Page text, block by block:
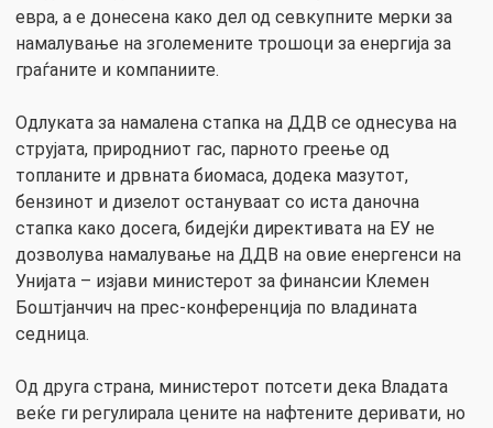
евра, а е донесена како дел од севкупните мерки за
намалување на зголемените трошоци за енергија за
граѓаните и компаниите.
Одлуката за намалена стапка на ДДВ се однесува на
струјата, природниот гас, парното греење од
топланите и дрвната биомаса, додека мазутот,
бензинот и дизелот остануваат со иста даночна
стапка како досега, бидејќи директивата на ЕУ не
дозволува намалување на ДДВ на овие енергенси на
Унијата – изјави министерот за финансии Клемен
Боштјанчич на прес-конференција по владината
седница.
Од друга страна, министерот потсети дека Владата
веќе ги регулирала цените на нафтените деривати, но